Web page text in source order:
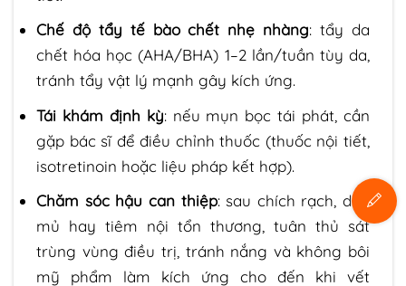
Chế độ tẩy tế bào chết nhẹ nhàng: tẩy da
chết hóa học (AHA/BHA) 1–2 lần/tuần tùy da,
tránh tẩy vật lý mạnh gây kích ứng.
Tái khám định kỳ: nếu mụn bọc tái phát, cần
gặp bác sĩ để điều chỉnh thuốc (thuốc nội tiết,
isotretinoin hoặc liệu pháp kết hợp).
Chăm sóc hậu can thiệp: sau chích rạch, dẫn
mủ hay tiêm nội tổn thương, tuân thủ sát
trùng vùng điều trị, tránh nắng và không bôi
mỹ phẩm làm kích ứng cho đến khi vết